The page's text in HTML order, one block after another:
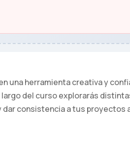
una herramienta creativa y
del curso explorarás
dar consistencia a tus proyectos